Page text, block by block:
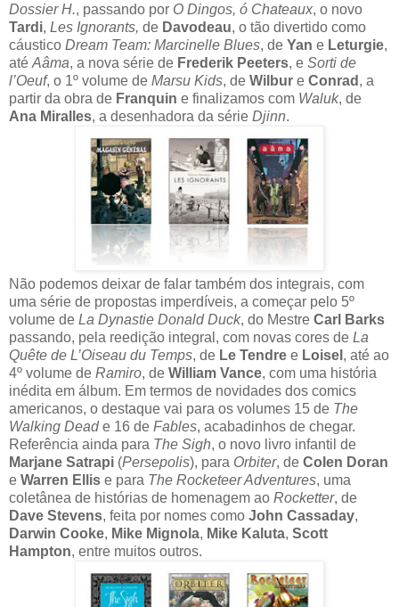
Dossier H., passando por O Dingos, ó Chateaux, o novo
Tardi, Les Ignorants, de Davodeau, o tão divertido como
cáustico Dream Team: Marcinelle Blues, de Yan e Leturgie,
até Aâma, a nova série de Frederik Peeters, e Sorti de
l’Oeuf, o 1º volume de Marsu Kids, de Wilbur e Conrad , a
partir da obra de Franquin e finalizamos com Waluk, de
Ana Miralles, a desenhadora da série Djinn.
Não podemos deixar de falar também dos integrais, com
uma série de propostas imperdíveis, a começar pelo 5º
volume de La Dynastie Donald Duck, do Mestre Carl Barks
passando, pela reedição integral, com novas cores de La
Quête de L’Oiseau du Temps, de Le Tendre e Loisel , até ao
4º volume de Ramiro, de William Vance, com uma história
inédita em álbum. Em termos de novidades dos comics
americanos, o destaque vai para os volumes 15 de The
Walking Deade 16 de Fables, acabadinhos de chegar.
Referência ainda para The Sigh, o novo livro infantil de
Marjane Satrapi (Persepolis), para Orbiter, de Colen Doran
e Warren Ellis e para The Rocketeer Adventures, uma
coletânea de histórias de homenagem ao Rocketter, de
Dave Stevens, feita por nomes como John Cassaday,
Darwin Cooke, Mike Mignola, Mike Kaluta, Scott
Hampton, entre muitos outros.